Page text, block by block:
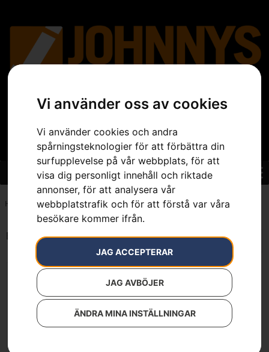
Vi använder oss av cookies
Vi använder cookies och andra
spårningsteknologier för att förbättra din
surfupplevelse på vår webbplats, för att
visa dig personligt innehåll och riktade
annonser, för att analysera vår
webbplatstrafik och för att förstå var våra
besökare kommer ifrån.
JAG ACCEPTERAR
JAG AVBÖJER
ÄNDRA MINA INSTÄLLNINGAR
Hem 7391883696675
Endast ett sökresultat